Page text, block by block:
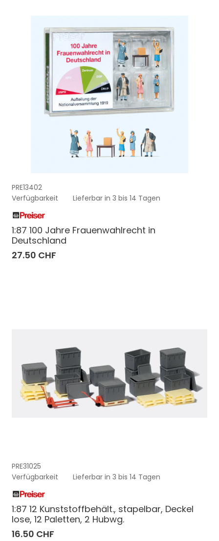
PRE13402
Verfügbarkeit
Lieferbar in 3 bis 14 Tagen
1:87 100 Jahre Frauenwahlrecht in
Deutschland
27.50 CHF
PRE31025
Verfügbarkeit
Lieferbar in 3 bis 14 Tagen
1:87 12 Kunststoffbehält., stapelbar, Deckel
lose, 12 Paletten, 2 Hubwg.
16.50 CHF